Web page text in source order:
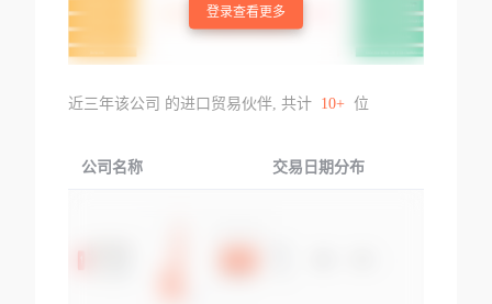
登录查看更多
近三年该公司 的进口贸易伙伴, 共计 10+ 位
公司名称 交易日期分布